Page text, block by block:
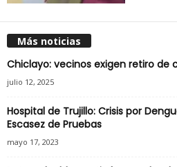
Más noticias
Chiclayo: vecinos exigen retiro
julio 12, 2025
Hospital de Trujillo: Crisis por
Escasez de Pruebas
mayo 17, 2023